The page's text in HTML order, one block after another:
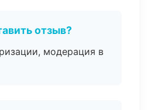
отзыв?
модерация в